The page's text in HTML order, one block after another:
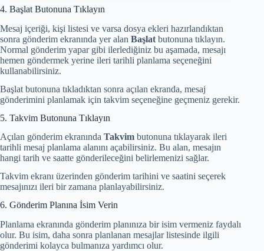
4. Başlat Butonuna Tıklayın
Mesaj içeriği, kişi listesi ve varsa dosya ekleri hazırlandıktan
sonra gönderim ekranında yer alan Başlat butonuna tıklayın.
Normal gönderim yapar gibi ilerlediğiniz bu aşamada, mesajı
hemen göndermek yerine ileri tarihli planlama seçeneğini
kullanabilirsiniz.
Başlat butonuna tıkladıktan sonra açılan ekranda, mesaj
gönderimini planlamak için takvim seçeneğine geçmeniz gerekir.
5. Takvim Butonuna Tıklayın
Açılan gönderim ekranında Takvim butonuna tıklayarak ileri
tarihli mesaj planlama alanını açabilirsiniz. Bu alan, mesajın
hangi tarih ve saatte gönderileceğini belirlemenizi sağlar.
Takvim ekranı üzerinden gönderim tarihini ve saatini seçerek
mesajınızı ileri bir zamana planlayabilirsiniz.
6. Gönderim Planına İsim Verin
Planlama ekranında gönderim planınıza bir isim vermeniz faydalı
olur. Bu isim, daha sonra planlanan mesajlar listesinde ilgili
gönderimi kolayca bulmanıza yardımcı olur.